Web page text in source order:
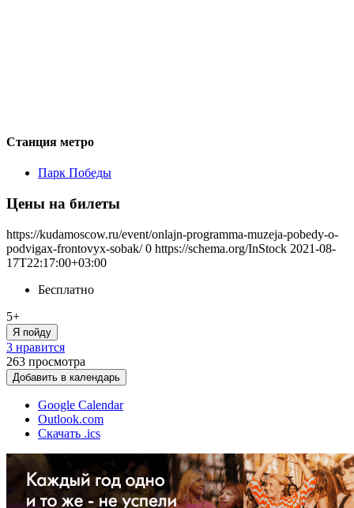
Станция метро
Парк Победы
Цены на билеты
https://kudamoscow.ru/event/onlajn-programma-muzeja-pobedy-o-
podvigax-frontovyx-sobak/ 0 https://schema.org/InStock 2021-08-
17T22:17:00+03:00
Бесплатно
5+
Я пойду
3 нравится
263 просмотра
Добавить в календарь
Google Calendar
Outlook.com
Скачать .ics